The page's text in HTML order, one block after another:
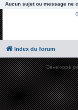
Aucun sujet ou message ne
Index du forum
Développé